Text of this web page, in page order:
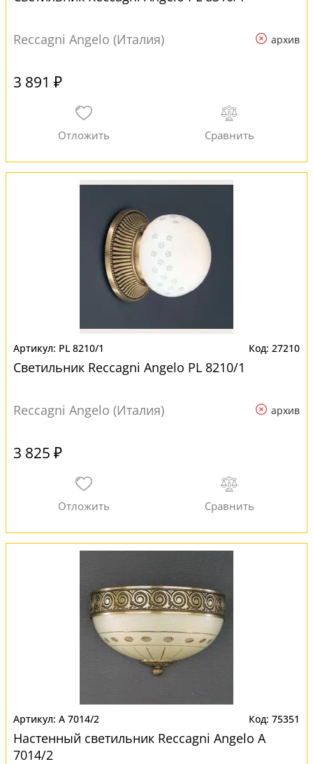
Reccagni Angelo (Италия) архив
3 891 ₽
PL 8210/1 27210
Светильник Reccagni Angelo PL 8210/1
Reccagni Angelo (Италия) архив
3 825 ₽
A 7014/2 75351
Настенный светильник Reccagni Angelo A
7014/2